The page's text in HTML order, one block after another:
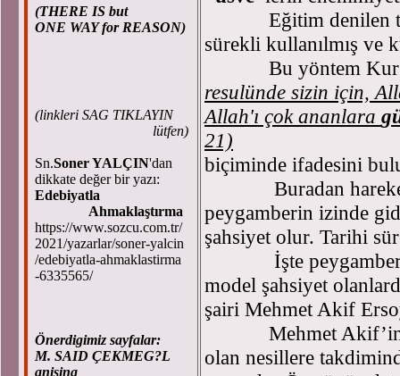
(THERE IS but
ONE WAY for REASON)
(linkleri SAG TIKLAYIN
lütfen)
Sn.Soner YALÇIN'dan
dikkate değer bir yazı:
Edebiyatla
Ahmaklaştırma
https://www.sozcu.com.tr/
2021/yazarlar/soner-yalcin
/edebiyatla-ahmaklastirma
-6335565/
Önerdigimiz sayfalar:
M. SAID ÇEKMEG?L
anisina
Eğitim denilen
sürekli kullanılmış ve
Bu yöntem
resulünde sizin için,
Allah'ı çok ananlara
21)
biçiminde ifadesini
Buradan
peygamberin izinde
şahsiyet olur. Tarihi
İşte peygamberin
model şahsiyet
şairi Mehmet Akif
Mehmet Akif’in
olan nesillere